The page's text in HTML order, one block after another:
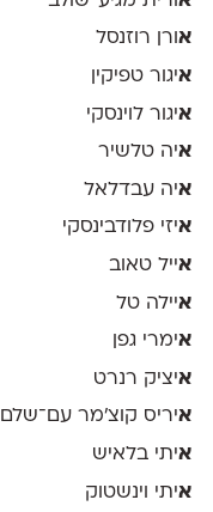
אורן רוזנסל
איגור טפיקין
איגור לוינסקי
איה טלשיר
איה עבדלאל
איזי פלודבינסקי
אייל טאוב
איילה טל
אימרי גפן
איציק רנרט
איריס קוצ׳מר עם־שלם
איתי בלאיש
איתי וינשטוק